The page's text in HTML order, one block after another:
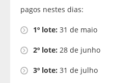
pagos nestes dias:
1º lote: 31 de maio
2º lote: 28 de junho
3º lote: 31 de julho